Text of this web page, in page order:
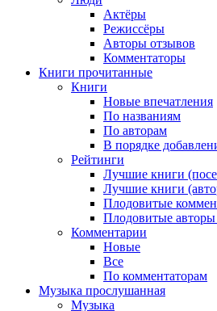
Актёры
Режиссёры
Авторы отзывов
Комментаторы
Книги прочитанные
Книги
Новые впечатления
По названиям
По авторам
В порядке
Рейтинги
Лучшие книги
Лучшие книги
Плодовитые
Плодовитые авторы
Комментарии
Новые
Все
По комментаторам
Музыка прослушанная
Музыка